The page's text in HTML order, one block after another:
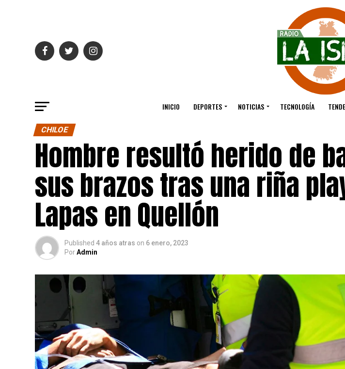
INICIO DEPORTES NOTICIAS TECNOLOGÍA
CHILOE
Hombre resultó herido de
sus brazos tras una riña
Lapas en Quellón
Published 4 años atras on 6 enero, 2023
PorAdmin